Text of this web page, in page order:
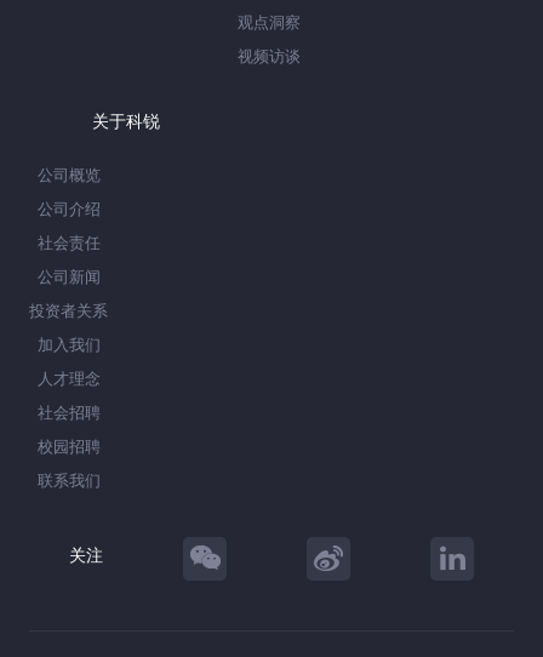
观点洞察
视频访谈
关于科锐
公司概览
公司介绍
社会责任
公司新闻
投资者关系
加入我们
人才理念
社会招聘
校园招聘
联系我们
关注